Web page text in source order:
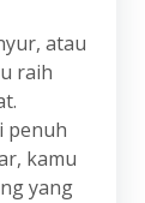
atau
raih
penuh
kamu
yang